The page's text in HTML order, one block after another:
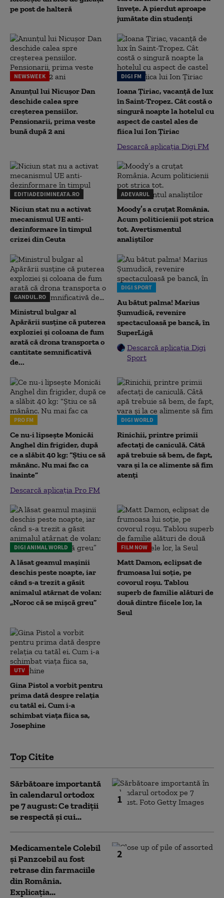
pe post de halteră
înveţe. A pierdut aproape
jumătate din studenţi
NEWSWEEK
Anunțul lui Nicușor Dan
deschide calea spre
creșterea pensiilor.
Pensionarii, prima veste
bună după 2 ani
DIGI FM
Ioana Țiriac, vacanță de lux
în Saint-Tropez. Cât costă o
singură noapte la hotelul cu
aspect de castel ales de
fiica lui Ion Țiriac
Descarcă aplicația Digi FM
EDITIADEDIMINEATA.RO
Niciun stat nu a activat
mecanismul UE anti-
dezinformare în timpul
crizei din Ceuta
ADEVARUL
Moody’s a cruțat România.
Acum politicienii pot strica
tot. Avertismentul
analiștilor
GANDUL.RO
Ministrul bulgar al
Apărării susține că puterea
exploziei și coloana de fum
arată că drona transporta o
cantitate semnificativă
de...
DIGI SPORT
Au bătut palma! Marius
Șumudică, revenire
spectaculoasă pe bancă, în
SuperLigă
Descarcă aplicația Digi
Sport
PRO FM
Ce nu-i lipsește Monicăi
Anghel din frigider, după
ce a slăbit 40 kg: “Știu ce să
mănânc. Nu mai fac ca
înainte”
Descarcă aplicația Pro FM
DIGI WORLD
Rinichii, printre primii
afectați de caniculă. Câtă
apă trebuie să bem, de fapt,
vara și la ce alimente să fim
atenți
DIGI ANIMAL WORLD
A lăsat geamul mașinii
deschis peste noapte, iar
când s-a trezit a găsit
animalul atârnat de volan:
„Noroc că se mișcă greu”
FILM NOW
Matt Damon, eclipsat de
frumoasa lui soție, pe
covorul roșu. Tablou
superb de familie alături de
două dintre fiicele lor, la
Seul
UTV
Gina Pistol a vorbit pentru
prima dată despre relația
cu tatăl ei. Cum i-a
schimbat viața fiica sa,
Josephine
Top Citite
1
Sărbătoare importantă
în calendarul ortodox
pe 7 august: Ce tradiții
se respectă și cui...
2
Medicamentele Colebil
și Panzcebil au fost
retrase din farmaciile
din România.
Explicația...